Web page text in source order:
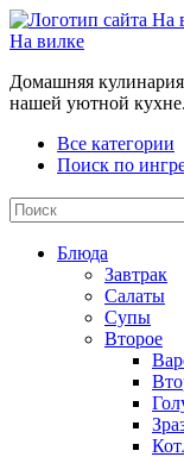
На вилке
Домашняя
нашей уютной кухне.
Все категории
Поиск по
Блюда
Завтрак
Салаты
Супы
Второе